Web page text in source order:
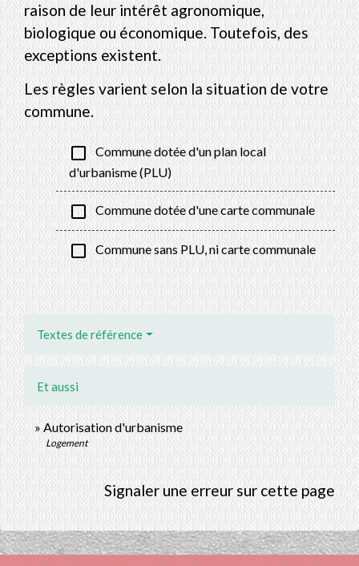
raison de leur intérêt agronomique,
biologique ou économique. Toutefois, des
exceptions existent.
Les règles varient selon la situation de votre
commune.
check_box_outline_blank Commune dotée d'un plan local
d'urbanisme (PLU)
check_box_outline_blank Commune dotée d'une carte communale
check_box_outline_blank Commune sans PLU, ni carte communale
Textes de référence
Et aussi
Autorisation d'urbanisme
Logement
Signaler une erreur sur cette page